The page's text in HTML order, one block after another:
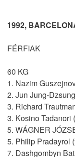
1992,
FÉRFIAK
60 KG
1. Nazim
2. Jun Jung-
3. Richard
3. Kosino Tadanori
5. WÁGNER
5. Philip Pradayrol
7. Dashgombyn